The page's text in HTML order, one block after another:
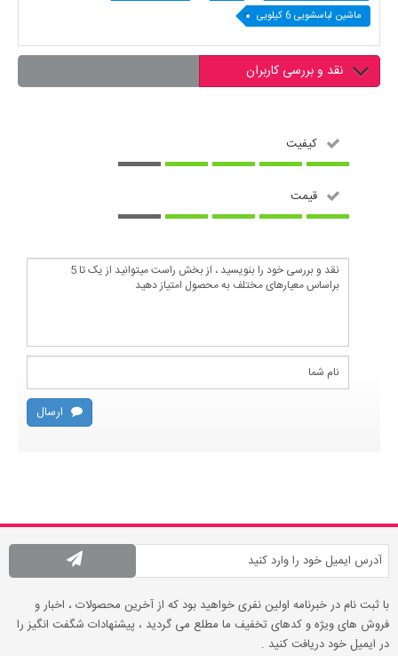
ماشین لباسشویی 6 کیلویی
نقد و بررسی کاربران
کیفیت
قیمت
ارسال
با ثبت نام در خبرنامه اولین نفری خواهید بود که از آخرین محصولات ، اخبار و
فروش های ویژه و کدهای تخفیف ما مطلع می گردید ، پیشنهادات شگفت انگیز را
در ایمیل خود دریافت کنید .